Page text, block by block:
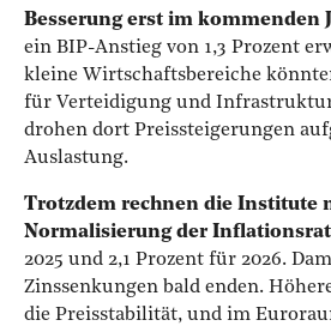
Besserung erst im kommenden
ein BIP-Anstieg von 1,3 Prozent
kleine Wirtschaftsbereiche
für Verteidigung und
drohen dort Preissteigerungen
Auslastung.
Trotzdem rechnen die Institute
Normalisierung der
2025 und 2,1 Prozent für 2026.
Zinssenkungen bald enden.
die Preisstabilität, und im